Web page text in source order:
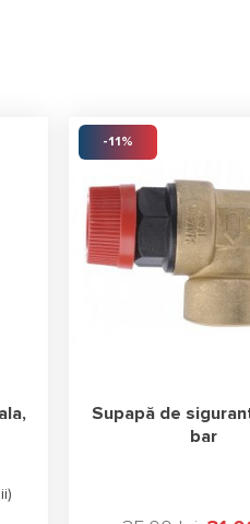
)
-11%
Supapă de
bar